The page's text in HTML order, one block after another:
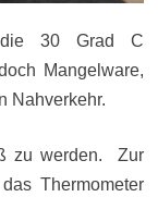
die 30 Grad C
Mangelware,
Nahverkehr.
zu werden. Zur
Thermometer